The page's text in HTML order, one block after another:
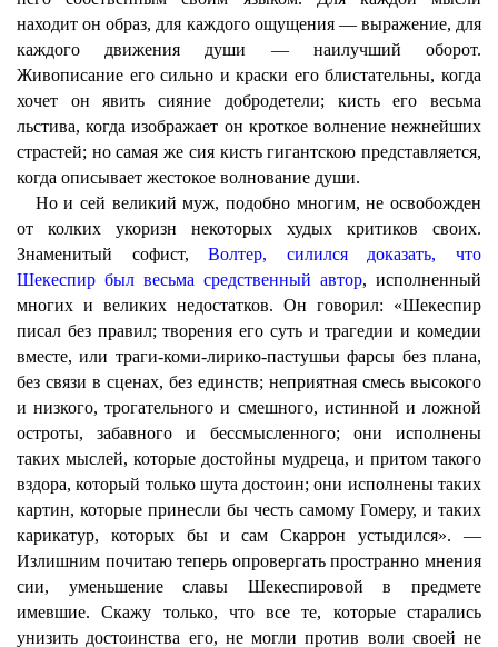
находит он образ, для каждого ощущения — выражение, для
каждого движения души — наилучший оборот.
Живописание его сильно и краски его блистательны, когда
хочет он явить сияние добродетели; кисть его весьма
льстива, когда изображает он кроткое волнение нежнейших
страстей; но самая же сия кисть гигантскою представляется,
когда описывает жестокое волнование души.
Но и сей великий муж, подобно многим, не освобожден
от колких укоризн некоторых худых критиков своих.
Знаменитый софист,Волтер, силился доказать, что
Шекеспир был весьма средственный автор, исполненный
многих и великих недостатков. Он говорил: «Шекеспир
писал без правил; творения его суть и трагедии и комедии
вместе, или траги-коми-лирико-пастушьи фарсы без плана,
без связи в сценах, без единств; неприятная смесь высокого
и низкого, трогательного и смешного, истинной и ложной
остроты, забавного и бессмысленного; они исполнены
таких мыслей, которые достойны мудреца, и притом такого
вздора, который только шута достоин; они исполнены таких
картин, которые принесли бы честь самому Гомеру, и таких
карикатур, которых бы и сам Скаррон устыдился». —
Излишним почитаю теперь опровергать пространно мнения
сии, уменьшение славы Шекеспировой в предмете
имевшие. Скажу только, что все те, которые старались
унизить достоинства его, не могли против воли своей не